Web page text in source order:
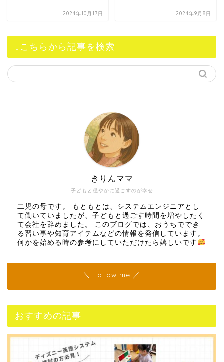
2024年10月17日 2024年9月8日
↓こちらから記事を検索
子どもと穏やかに過ごすのが幸せ
きりんママ
二児の母です。 もともとは、システムエンジニアとし
て働いていましたが、子どもと過ごす時間を増やしたく
て会社を辞めました。 このブログでは、おうちででき
る習い事や知育アイテムなどの情報を発信しています。
何かを始める時の参考にしていただけたら嬉しいです
＼ Follow me ／
おすすめの記事